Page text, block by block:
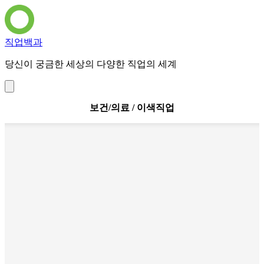
직업백과
당신이 궁금한 세상의 다양한 직업의 세계
보건/의료 / 이색직업